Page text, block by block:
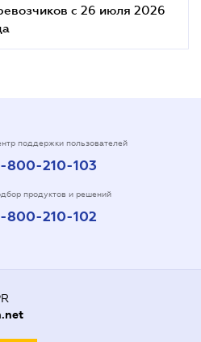
с 26 июля 2026
поддержки пользователей
800-210-103
продуктов и решений
800-210-102